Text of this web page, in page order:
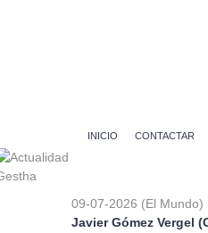
INICIO CONTACTAR
09-07-2026 (El Mundo)
Javier Gómez Vergel